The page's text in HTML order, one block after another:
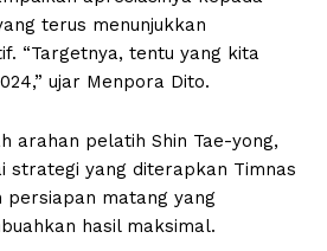
terus menunjukkan
“Targetnya, tentu yang kita
ujar Menpora Dito.
arahan pelatih Shin Tae-yong,
strategi yang diterapkan Timnas
persiapan matang yang
hasil maksimal.